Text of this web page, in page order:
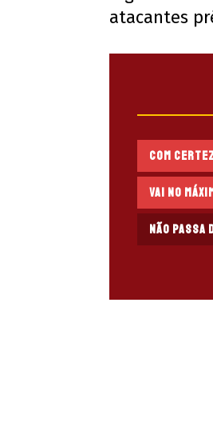
atacantes
Com
Vai no
Não passa